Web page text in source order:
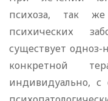
психоза, так
психических
существует
конкретной
индивидуально, с